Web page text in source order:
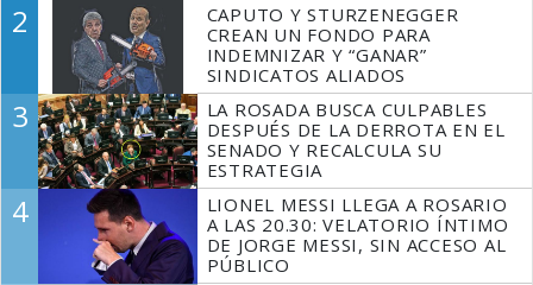
2
CAPUTO Y STURZENEGGER
CREAN UN FONDO PARA
INDEMNIZAR Y “GANAR”
SINDICATOS ALIADOS
3
LA ROSADA BUSCA CULPABLES
DESPUÉS DE LA DERROTA EN EL
SENADO Y RECALCULA SU
ESTRATEGIA
4
LIONEL MESSI LLEGA A ROSARIO
A LAS 20.30: VELATORIO ÍNTIMO
DE JORGE MESSI, SIN ACCESO AL
PÚBLICO